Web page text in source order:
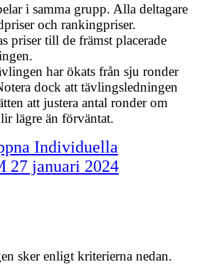
i samma grupp. Alla deltagare
och rankingpriser.
priser till de främst placerade
har ökats från sju ronder
dock att tävlingsledningen
att justera antal ronder om
lägre än förväntat.
Individuella
27 januari 2024
sker enligt kriterierna nedan.